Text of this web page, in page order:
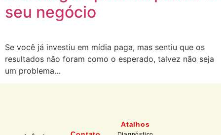
seu negócio
Se você já investiu em mídia paga, mas sentiu que os
resultados não foram como o esperado, talvez não seja
um problema…
Atalhos